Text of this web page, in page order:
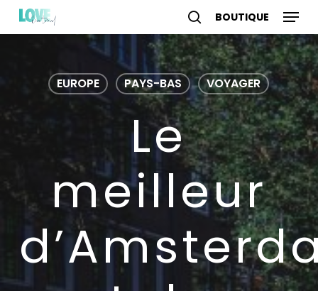
main
search account
Menu
EUROPE PAYS-BAS VOYAGER
Le
meilleur